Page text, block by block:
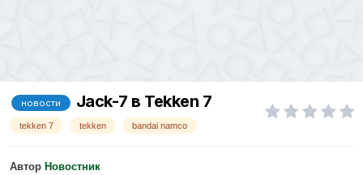
новости Jack-7 в Tekken 7
tekken 7 tekken bandai namco
Автор Новостник